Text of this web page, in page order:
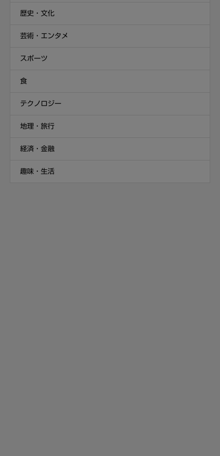
歴史・文化
芸術・エンタメ
スポーツ
食
テクノロジー
地理・旅行
経済・金融
趣味・生活